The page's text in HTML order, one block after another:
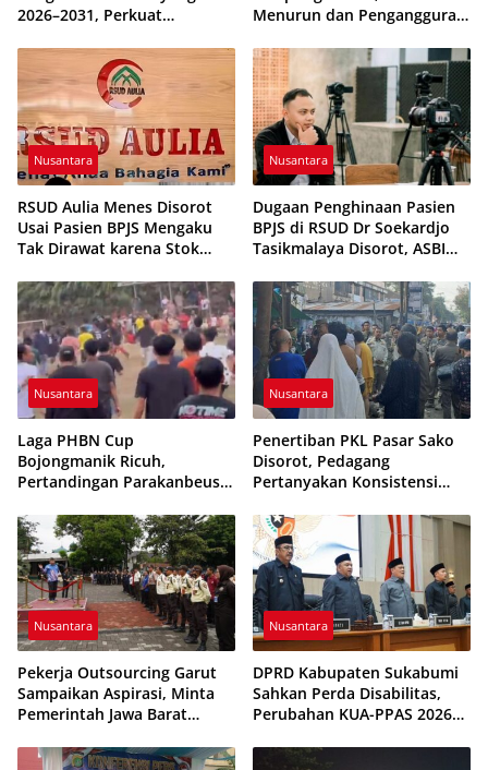
2026–2031, Perkuat
Generasi Muda
Menurun dan Pengangguran
Nusantara
RSUD Aulia Menes Disorot
Usai Pasien BPJS Mengaku
Tak Dirawat karena Stok
Nusantara
Dugaan Penghinaan Pasien
BPJS di RSUD Dr Soekardjo
Tasikmalaya Disorot, ASBI
Etika Pelayanan
Nusantara
Laga PHBN Cup
Bojongmanik Ricuh,
Pertandingan Parakanbeusi
Dihentikan
Nusantara
Penertiban PKL Pasar Sako
Disorot, Pedagang
Pertanyakan Konsistensi
Pungutan
Nusantara
Pekerja Outsourcing Garut
Sampaikan Aspirasi, Minta
Pemerintah Jawa Barat
Nusantara
DPRD Kabupaten Sukabumi
Sahkan Perda Disabilitas,
Perubahan KUA-PPAS 2026